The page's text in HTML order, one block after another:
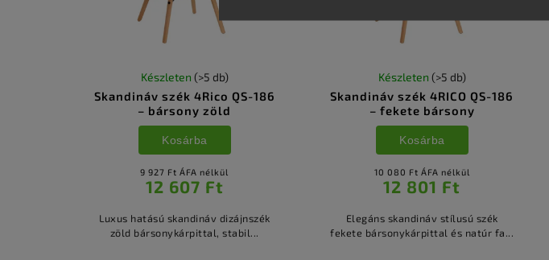
Skandináv szék 4Rico QS-186
– bársony zöld
Készleten (>5 db)
9 927 Ft ÁFA nélkül
12 607 Ft
Kosárba
Luxus hatású skandináv dizájnszék
zöld bársonykárpittal, stabil...
Skandináv szék 4RICO QS-186
– fekete bársony
Készleten (>5 db)
10 080 Ft ÁFA nélkül
12 801 Ft
Kosárba
Elegáns skandináv stílusú szék
fekete bársonykárpittal és natúr fa...